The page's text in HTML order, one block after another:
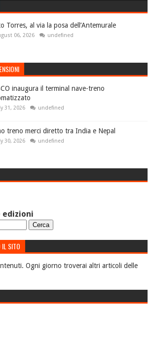
Torres, al via la posa dell’Antemurale
06, 2026 undefined
inaugura il terminal nave-treno
31, 2026 undefined
treno merci diretto tra India e Nepal
30, 2026 undefined
edizioni
IL SITO
Ogni giorno troverai altri articoli delle